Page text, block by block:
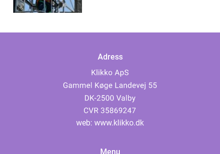
Adress
web: www.klikko.dk
Menu